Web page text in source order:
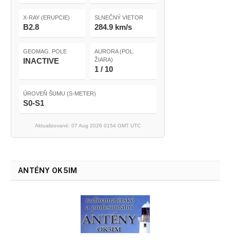
X-RAY (ERUPCIE)
B2.8
SLNEČNÝ VIETOR
284.9 km/s
GEOMAG. POLE
INACTIVE
AURORA (POL.
ŽIARA)
1 / 10
ÚROVEŇ ŠUMU (S-METER)
S0-S1
Aktualizované: 07 Aug 2026 0154 GMT UTC
ANTÉNY OK5IM